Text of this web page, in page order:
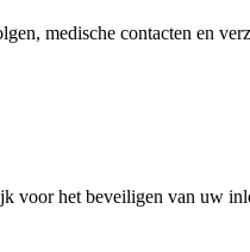
medische contacten en
voor het beveiligen van uw